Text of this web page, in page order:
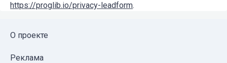
https://proglib.io/privacy-leadform.
О проекте
Реклама